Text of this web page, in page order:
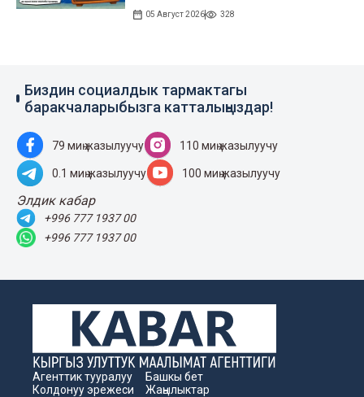
05 Август 2026 328
Биздин социалдык тармактагы
баракчаларыбызга катталыңыздар!
79 миң жазылуучу 110 миң жазылуучу
0.1 миң жазылуучу 100 миң жазылуучу
Элдик кабар
+996 777 1937 00
+996 777 1937 00
Агенттик тууралуу
Колдонуу эрежеси
Башкы бет
Жаңылыктар